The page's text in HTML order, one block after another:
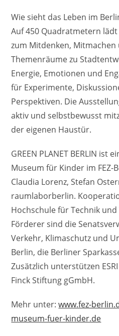
Wie sieht das Leben im
Auf 450 Quadratmetern lädt
zum Mitdenken,
Themenräume zu
Energie, Emotionen und
für Experimente,
Perspektiven. Die
aktiv und selbstbewusst
der eigenen Haustür.
GREEN PLANET BERLIN ist
Museum für Kinder im FEZ-
Claudia Lorenz, Stefan
raumlaborberlin.
Hochschule für Technik
Förderer sind die
Verkehr, Klimaschutz und
Berlin, die Berliner
Zusätzlich unterstützen
Finck Stiftung gGmbH.
Mehr unter:www.fez-
museum-fuer-kinder.de